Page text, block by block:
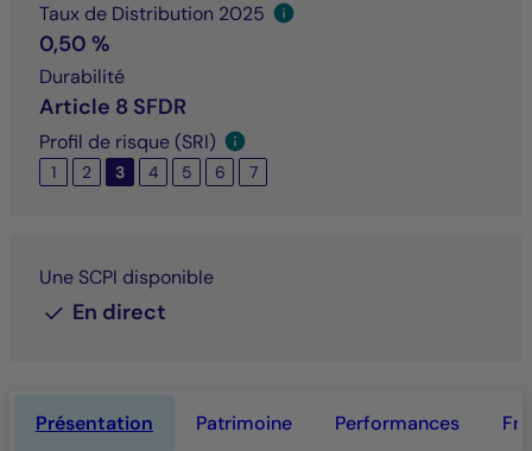
Taux de Distribution 2025
0,50 %
Durabilité
Article 8 SFDR
Profil de risque (SRI)
1 2 3 4 5 6 7
Une SCPI disponible
En direct
Présentation Patrimoine Performances